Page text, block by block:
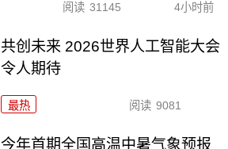
阅读 31145 4小时前
共创未来 2026世界人工智能大会
令人期待
最热 阅读 9081
今年首期全国高温中暑气象预报